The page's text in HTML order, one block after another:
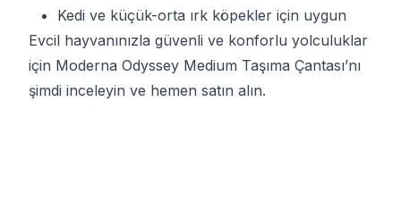
Kedi ve küçük-orta ırk köpekler için uygun
Evcil hayvanınızla güvenli ve konforlu yolculuklar
için Moderna Odyssey Medium Taşıma Çantası’nı
şimdi inceleyin ve hemen satın alın.